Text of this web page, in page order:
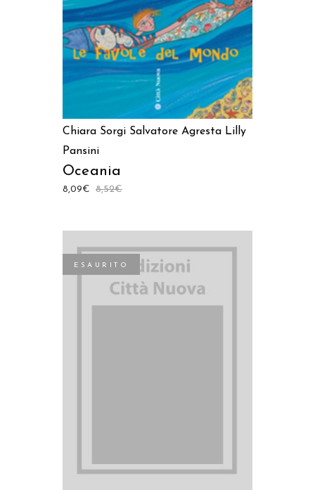
Chiara Sorgi Salvatore Agresta Lilly
Pansini
Oceania
8,52€
8,09€
ESAURITO